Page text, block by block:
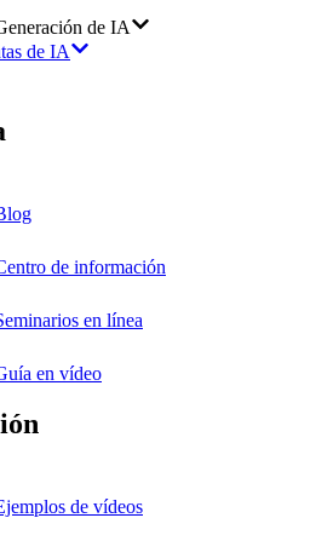
de IA
de IA
de información
en línea
en vídeo
de vídeos